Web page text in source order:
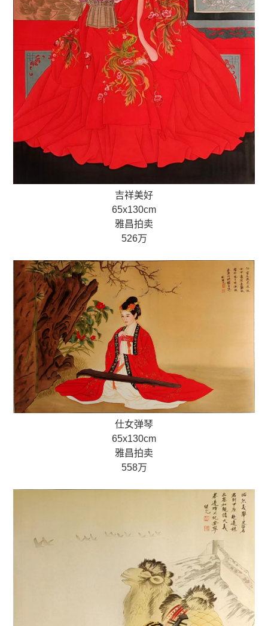
吉祥美好
65x130cm
雅昌拍卖
526万
仕女弹琴
65x130cm
雅昌拍卖
558万